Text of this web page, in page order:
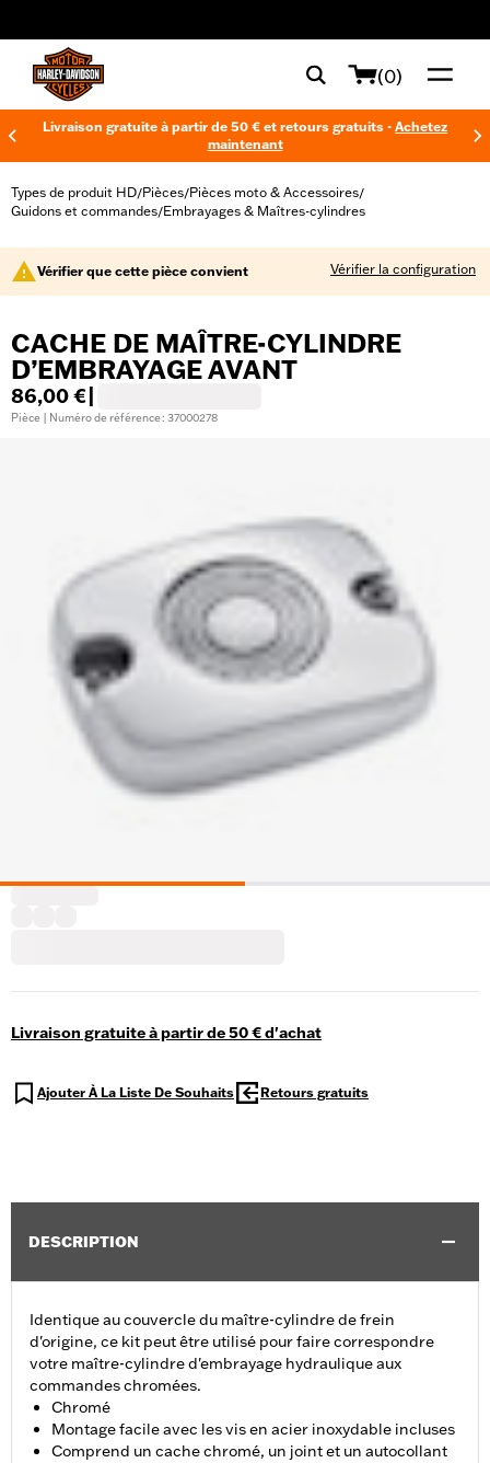
(0)
Livraison gratuite à partir de 50 € et retours gratuits - Achetez
maintenant
Types de produit HD/Pièces/Pièces moto & Accessoires/
Guidons et commandes/Embrayages & Maîtres-cylindres
Vérifier que cette pièce convient Vérifier la configuration
CACHE DE MAÎTRE-CYLINDRE
D’EMBRAYAGE AVANT
86,00 €
Pièce | Numéro de référence : 37000278
Livraison gratuite à partir de 50 € d'achat
Ajouter À La Liste De Souhaits Retours gratuits
DESCRIPTION
Identique au couvercle du maître-cylindre de frein
d'origine, ce kit peut être utilisé pour faire correspondre
votre maître-cylindre d'embrayage hydraulique aux
commandes chromées.
Chromé
Montage facile avec les vis en acier inoxydable incluses
Comprend un cache chromé, un joint et un autocollant